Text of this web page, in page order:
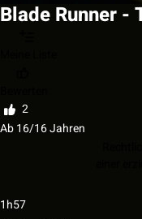
Blade Runner -
2
Ab 16/16 Jahren
1h57